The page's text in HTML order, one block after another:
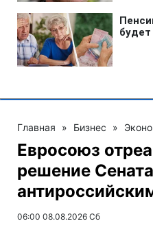
Главная » Бизнес »
Евросоюз
решение
06:00 08.08.2026 Сб